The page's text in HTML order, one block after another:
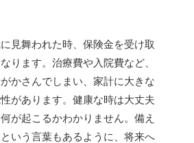
見舞われた時、保険金を受け取
ります。治療費や入院費など、
かさんでしまい、家計に大きな
があります。健康な時は大丈夫
が起こるかわかりません。備え
いう言葉もあるように、将来へ